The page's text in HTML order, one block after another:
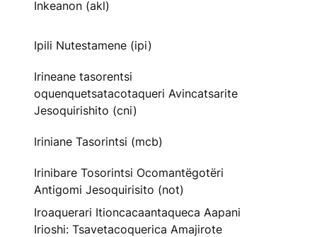
Inkeanon (akl)
Ipili Nutestamene (ipi)
Irineane tasorentsi
oquenquetsatacotaqueri Avincatsarite
Jesoquirishito (cni)
Iriniane Tasorintsi (mcb)
Irinibare Tosorintsi Ocomantëgotëri
Antigomi Jesoquirisito (not)
Iroaquerari Itioncacaantaqueca Aapani
Irioshi: Tsavetacoquerica Amajirote